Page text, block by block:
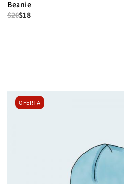
Beanie
$20$18
OFERTA